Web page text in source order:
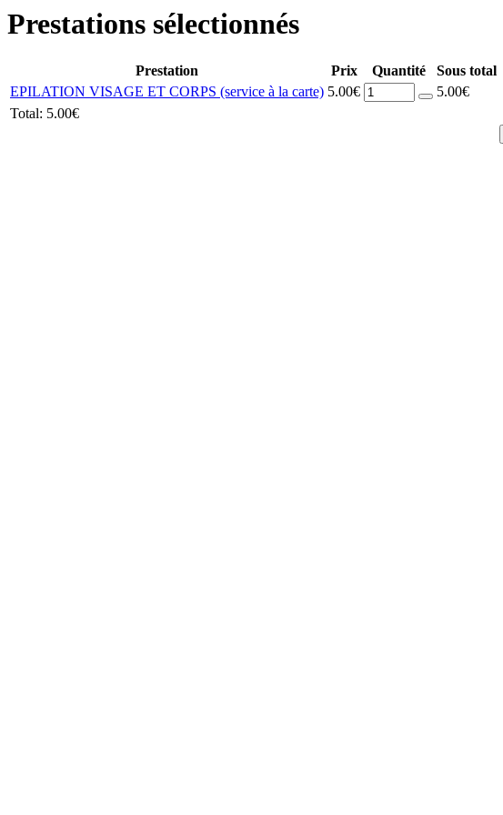
Prestations sélectionnés
Prestation Prix Quantité
Sous total
EPILATION VISAGE ET CORPS (service à la carte) 5.00€
5.00€
Total: 5.00€